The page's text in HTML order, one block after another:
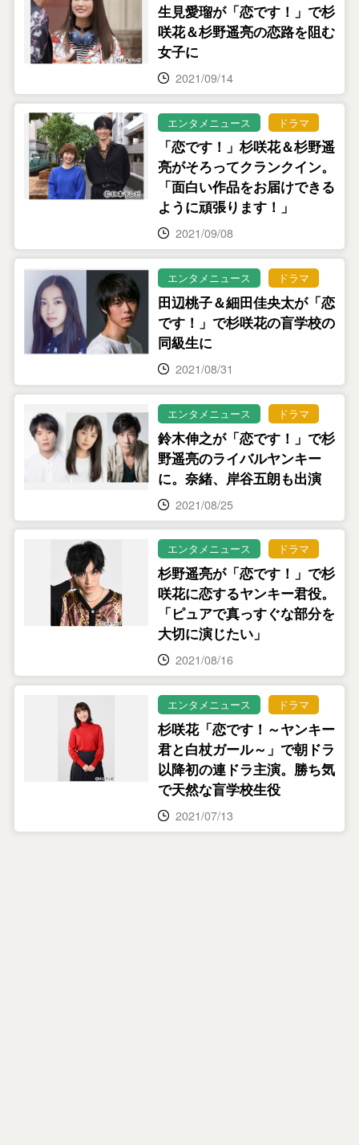
生見愛瑠が「恋です！」で杉
咲花＆杉野遥亮の恋路を阻む
女子に
2021/09/14
エンタメニュース ドラマ
「恋です！」杉咲花＆杉野遥
亮がそろってクランクイン。
「面白い作品をお届けできる
ように頑張ります！」
2021/09/08
エンタメニュース ドラマ
田辺桃子＆細田佳央太が「恋
です！」で杉咲花の盲学校の
同級生に
2021/08/31
エンタメニュース ドラマ
鈴木伸之が「恋です！」で杉
野遥亮のライバルヤンキー
に。奈緒、岸谷五朗も出演
2021/08/25
エンタメニュース ドラマ
杉野遥亮が「恋です！」で杉
咲花に恋するヤンキー君役。
「ピュアで真っすぐな部分を
大切に演じたい」
2021/08/16
エンタメニュース ドラマ
杉咲花「恋です！～ヤンキー
君と白杖ガール～」で朝ドラ
以降初の連ドラ主演。勝ち気
で天然な盲学校生役
2021/07/13